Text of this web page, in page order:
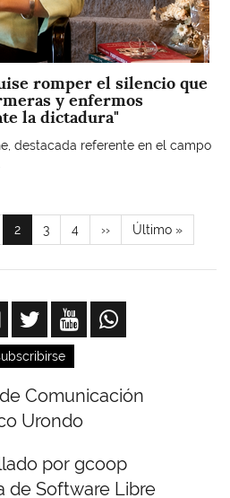
romper el silencio que
y enfermos
la dictadura"
destacada referente en el campo
Página
actual
2 Page
3 Page
4
Siguiente
página
››
Última
página
Último »
Comunicación
Urondo
por gcoop
de Software Libre